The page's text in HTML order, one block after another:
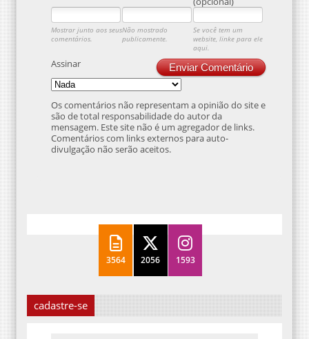
Mostrar junto aos seus
comentários.
Não mostrado
publicamente.
Se você tem um
website, linke para ele
aqui.
Enviar Comentário
Assinar
Os comentários não representam a opinião do site e
são de total responsabilidade do autor da
mensagem. Este site não é um agregador de links.
Comentários com links externos para auto-
divulgação não serão aceitos.
3564 2056 1593
cadastre-se